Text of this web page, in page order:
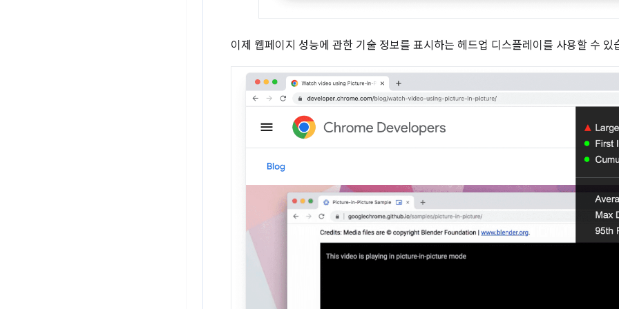
이제 웹페이지 성능에 관한 기술 정보를 표시하는 헤드업 디스플레이를 사용할 수 있